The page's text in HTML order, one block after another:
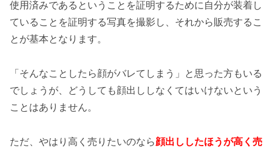
使用済みであるということを証明するために自分が装着し
ていることを証明する写真を撮影し、それから販売するこ
とが基本となります。
「そんなことしたら顔がバレてしまう」と思った方もいる
でしょうが、どうしても顔出ししなくてはいけないという
ことはありません。
ただ、やはり高く売りたいのなら顔出ししたほうが高く売